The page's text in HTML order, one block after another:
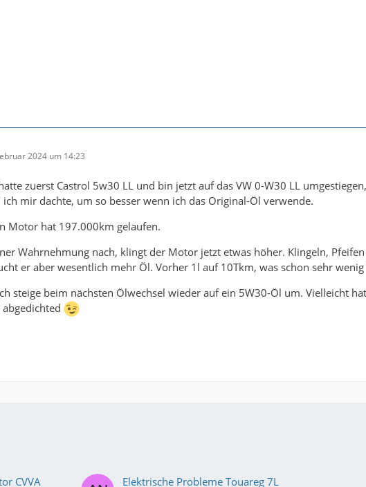
2024 um 14:23
zuerst Castrol 5w30 LL und bin jetzt auf das VW 0-W30 LL
ich mir dachte, um so besser wenn ich das Original-Öl verwende.
Motor hat 197.000km gelaufen.
Wahrnehmung nach, klingt der Motor jetzt etwas höher. Klingeln,
er aber wesentlich mehr Öl. Vorher 1l auf 10Tkm, was schon sehr
steige beim nächsten Ölwechsel wieder auf ein 5W30-Öl um. Vielleicht
CVVA Elektrische Probleme Touareg 7L